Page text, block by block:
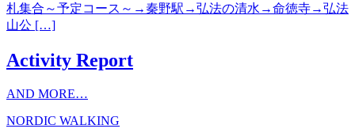
札集合～予定コース～→秦野駅→弘法の清水→命徳寺→弘法
山公 […]
Activity Report
AND MORE…
NORDIC WALKING